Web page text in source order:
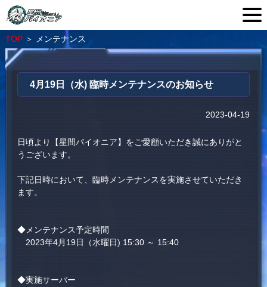
TOP＞ メンテナンス
4月19日（水) 臨時メンテナンスのお知らせ
2023-04-19
日頃より【星間パイオニア】をご愛顧いただき誠にありがと
うございます。
下記日時において、臨時メンテナンスを実施させていただき
ます。
◆メンテナンス予定時間
2023年4月19日（水曜日) 15:30 ～ 15:40
◆実施サーバー